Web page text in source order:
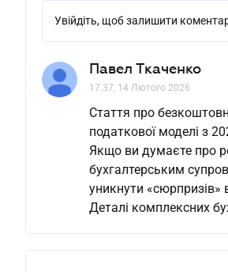
Увійдіть, щоб залишити
Павел Ткаченко
17.37, 14 Лютого 2026
Стаття про
податкової моделі з
Якщо ви думаєте про
бухгалтерським
уникнути «сюрпризів»
Деталі комплексних